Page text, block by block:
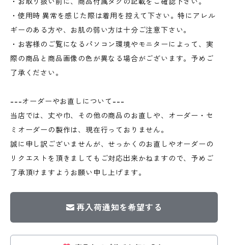
・使用時 異常を感じた際は着用を控えて下さい。特にアレル
ギーのある方や、お肌の弱い方は十分ご注意下さい。
・お客様のご覧になるパソコン環境やモニターによって、実
際の商品と商品画像の色が異なる場合がございます。予めご
了承ください。
---オーダーやお直しについて---
当店では、丈や巾、その他の商品のお直しや、オーダー・セ
ミオーダーの製作は、現在行っておりません。
誠に申し訳ございませんが、せっかくのお直しやオーダーの
リクエストを頂きましてもご対応出来かねますので、予めご
了承頂けますようお願い申し上げます。
再入荷通知を希望する